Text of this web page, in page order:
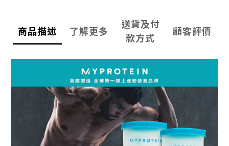
商品描述 了解更多
送貨及付
款方式
顧客評價